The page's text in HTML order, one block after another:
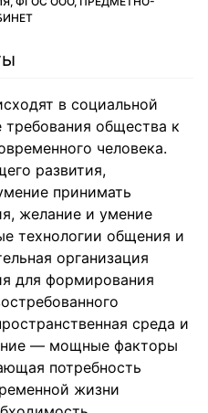
в социальной
общества к
человека.
развития,
принимать
желание и умение
технологии общения и
организация
для формирования
среда и
— мощные факторы
потребность
жизни